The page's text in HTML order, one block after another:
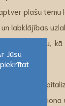
plašu tēmu
labklājības
kopienu,
jūras
Jūsu